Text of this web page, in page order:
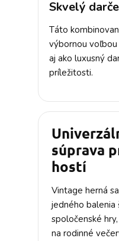
Skvelý
Táto
výbornou
aj ako luxusný
príležitosti.
súprava
hostí
Vintage herná
jedného
spoločenské
na rodinné